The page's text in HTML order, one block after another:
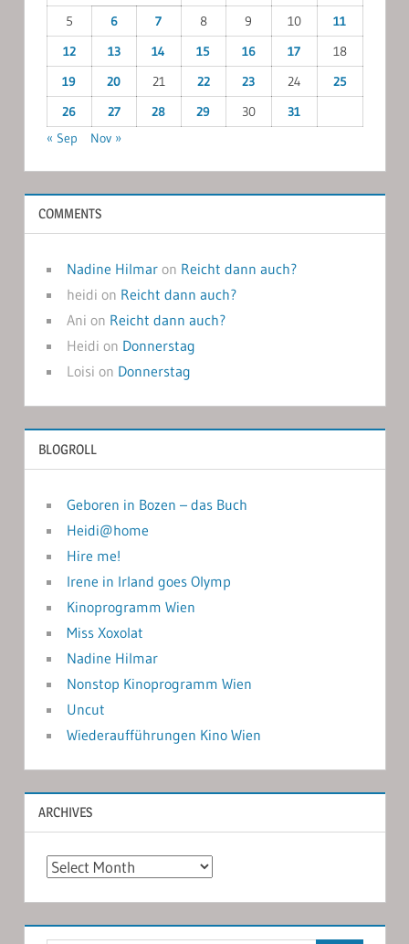
5
6 7 8 9 10
11
12
13 14 15 16 17
18
19
20 21 22 23 24
25
26
27 28 29 30
31
« Sep
Nov »
COMMENTS
Nadine Hilmaron Reicht dann auch?
heidi on Reicht dann auch?
Ani on Reicht dann auch?
Heidi on Donnerstag
Loisi on Donnerstag
BLOGROLL
Geboren in Bozen – das Buch
Heidi@home
Hire me!
Irene in Irland goes Olymp
Kinoprogramm Wien
Miss Xoxolat
Nadine Hilmar
Nonstop Kinoprogramm Wien
Uncut
Wiederaufführungen Kino Wien
ARCHIVES
Archives